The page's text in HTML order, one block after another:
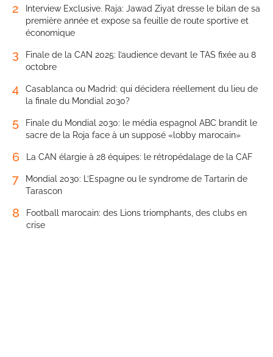
2
Interview Exclusive. Raja: Jawad Ziyat dresse le bilan de sa
première année et expose sa feuille de route sportive et
économique
3
Finale de la CAN 2025: l’audience devant le TAS fixée au 8
octobre
4
Casablanca ou Madrid: qui décidera réellement du lieu de
la finale du Mondial 2030?
5
Finale du Mondial 2030: le média espagnol ABC brandit le
sacre de la Roja face à un supposé «lobby marocain»
6 La CAN élargie à 28 équipes: le rétropédalage de la CAF
7
Mondial 2030: L’Espagne ou le syndrome de Tartarin de
Tarascon
8
Football marocain: des Lions triomphants, des clubs en
crise